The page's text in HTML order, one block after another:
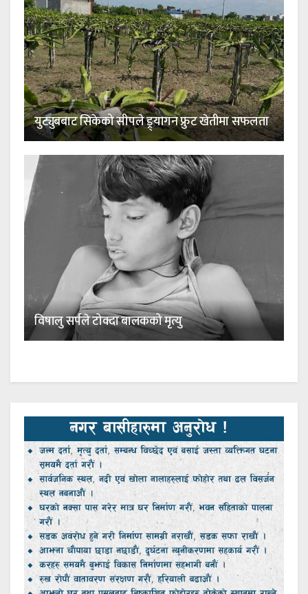
युट्युबबाट सिकेको सीपले ड्र्यागन फ्रुट खेतीमा सफलता
विषालु सर्पले टोक्दा बालकको मृत्यु